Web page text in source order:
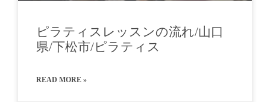
ピラティスレッスンの流れ/山口
県/下松市/ピラティス
READ MORE »